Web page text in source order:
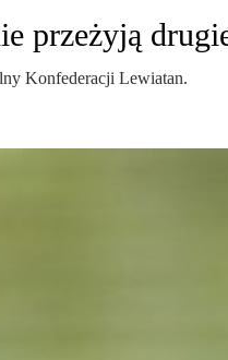
przeżyją
Konfederacji Lewiatan.